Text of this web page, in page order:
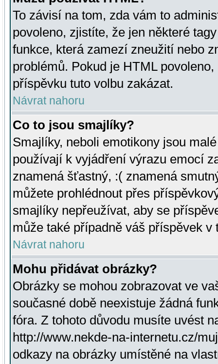
To závisí na tom, zda vám to
povoleno, zjistíte, že jen některé
funkce, která zamezí zneužití nebo
problémů. Pokud je HTML
příspěvku tuto volbu zakázat.
Návrat nahoru
Co to jsou smajlíky?
Smajlíky, neboli emotikony jsou
používají k vyjádření výrazu emocí
znamená šťastný, :( znamená
můžete prohlédnout přes
smajlíky nepřeužívat, aby se
může také případně váš příspěvek v
Návrat nahoru
Mohu přidávat obrázky?
Obrázky se mohou zobrazovat ve
současné době neexistuje žádná
fóra. Z tohoto důvodu musíte uvést
http://www.nekde-na-internetu.cz/
odkazy na obrázky umístěné na